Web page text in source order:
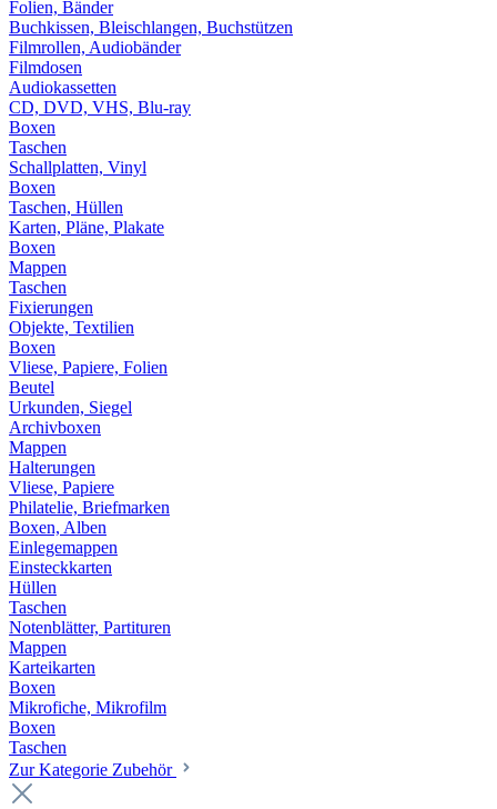
Folien, Bänder
Buchkissen, Bleischlangen, Buchstützen
Filmrollen, Audiobänder
Filmdosen
Audiokassetten
CD, DVD, VHS, Blu-ray
Boxen
Taschen
Schallplatten, Vinyl
Boxen
Taschen, Hüllen
Karten, Pläne, Plakate
Boxen
Mappen
Taschen
Fixierungen
Objekte, Textilien
Boxen
Vliese, Papiere, Folien
Beutel
Urkunden, Siegel
Archivboxen
Mappen
Halterungen
Vliese, Papiere
Philatelie, Briefmarken
Boxen, Alben
Einlegemappen
Einsteckkarten
Hüllen
Taschen
Notenblätter, Partituren
Mappen
Karteikarten
Boxen
Mikrofiche, Mikrofilm
Boxen
Taschen
Zur Kategorie Zubehör